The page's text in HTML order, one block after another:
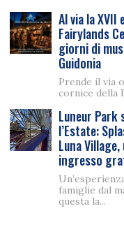
Al via la XVII
Fairylands
giorni di
Guidonia
Prende il via
cornice della
Luneur
l’Estate:
Luna
ingresso
famiglie dal
questa la...